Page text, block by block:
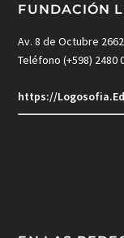
FUNDACIÓN
Av. 8 de Octubre
Teléfono (+598) 2480
https://